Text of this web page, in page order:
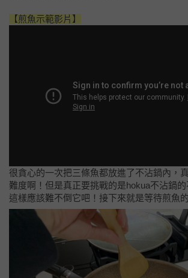
【煎魚示範影片】
很貪心的一次把三條魚都放進了不沾鍋內，
難度啊！但是真正要挑戰的是hokua不沾鍋
這樣應該難不倒它吧！接下來就是等待煎魚